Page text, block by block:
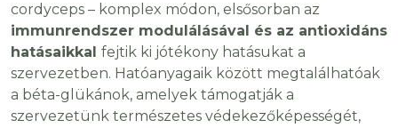
cordyceps – komplex módon, elsősorban az
immunrendszer modulálásával és az antioxidáns
hatásaikkal fejtik ki jótékony hatásukat a
szervezetben. Hatóanyagaik között megtalálhatóak
a béta-glükánok, amelyek támogatják a
szervezetünk természetes védekezőképességét,